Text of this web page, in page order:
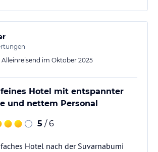
Alleinreisend im Oktober 2025
Hotel mit entspannter
und nettem Personal
5 / 6
Hotel nach der Suvarnabumi